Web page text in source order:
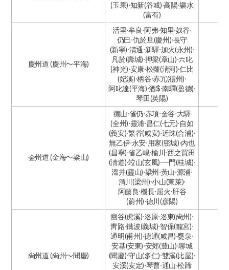
(玉果)·知新(谷城)·高陽·樂水
(富有)
慶州道 (慶州～平海)
活里·牟良·阿弗·知里·奴谷·
仍巳·仇於旦(慶州)·長守
(新寧)·淸通·新驛·加火(永州)·
凡於(壽城)·押梁(章山)·六叱
(神光)·安康·松蘿(淸河)·仁比
(妃溪)·柄谷·赤冗(禮州)·
阿叱達(平海)·酒$·南驛(盈德)·
琴田(英陽)
金州道 (金海～梁山)
德山·省仍·赤項·金谷·大驛
(全州)·靈浦·昌仁(七元)·自如
(義安)·繁谷(咸安)·近珠(合浦)·
無乙伊·永安·用家(密城)·內也
(昌寧)·省乙峴·楡川·西之買田
(淸道)·竝山(玄風)·一門(桂城)·
溫井(靈山)·梁州·黃山·源浦·
渭川(梁州)·小山(東萊)·
阿藤良·機長·屈火·肝谷
(蔚州)·德川(彦陽)
尙州道 (尙州～聞慶)
幽谷(虎溪)·洛原·洛東(尙州)·
靑路·鐵波(義城)·智保(龍宮)·
通明(甫州)·德通(咸昌)·甕泉·
安基(安東)·安郊(豊山)·聊城
(聞慶)·守山(多仁)·雙溪(比屋)·
安溪(安定)·琴曹·通山·松蹄